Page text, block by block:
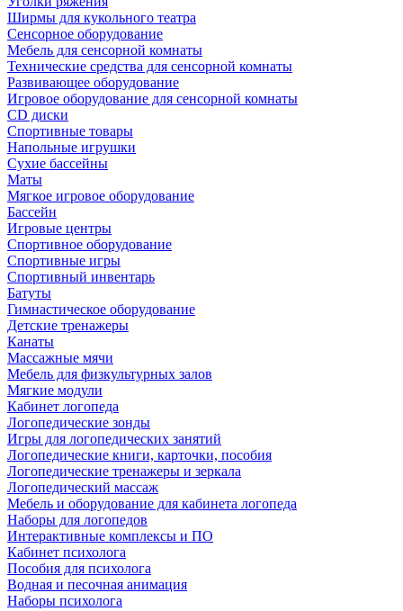
Ширмы для кукольного театра
Сенсорное оборудование
Мебель для сенсорной комнаты
Технические средства для сенсорной комнаты
Развивающее оборудование
Игровое оборудование для сенсорной комнаты
CD диски
Спортивные товары
Напольные игрушки
Сухие бассейны
Маты
Мягкое игровое оборудование
Бассейн
Игровые центры
Спортивное оборудование
Спортивные игры
Спортивный инвентарь
Батуты
Гимнастическое оборудование
Детские тренажеры
Канаты
Массажные мячи
Мебель для физкультурных залов
Мягкие модули
Кабинет логопеда
Логопедические зонды
Игры для логопедических занятий
Логопедические книги, карточки, пособия
Логопедические тренажеры и зеркала
Логопедический массаж
Мебель и оборудование для кабинета логопеда
Наборы для логопедов
Интерактивные комплексы и ПО
Кабинет психолога
Пособия для психолога
Водная и песочная анимация
Наборы психолога